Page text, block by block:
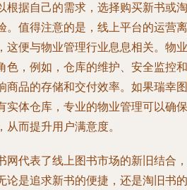
根据自己的需求，选择购买新书或淘
。值得注意的是，线上平台的运营离
这便与物业管理行业息息相关。物业
色，例如，仓库的维护、安全监控和
商品的存储和交付效率。如果瑞幸图
实体仓库，专业的物业管理可以确保
而提升用户满意度。
网代表了线上图书市场的新旧结合，
论是追求新书的便捷，还是淘旧书的